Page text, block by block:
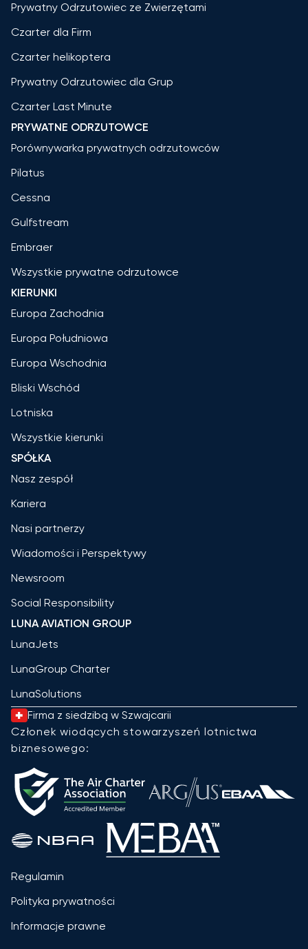
Prywatny Odrzutowiec ze Zwierzętami
Czarter dla Firm
Czarter helikoptera
Prywatny Odrzutowiec dla Grup
Czarter Last Minute
PRYWATNE ODRZUTOWCE
Porównywarka prywatnych odrzutowców
Pilatus
Cessna
Gulfstream
Embraer
Wszystkie prywatne odrzutowce
KIERUNKI
Europa Zachodnia
Europa Południowa
Europa Wschodnia
Bliski Wschód
Lotniska
Wszystkie kierunki
SPÓŁKA
Nasz zespół
Kariera
Nasi partnerzy
Wiadomości i Perspektywy
Newsroom
Social Responsibility
LUNA AVIATION GROUP
LunaJets
LunaGroup Charter
LunaSolutions
Firma z siedzibą w Szwajcarii
Członek wiodących stowarzyszeń lotnictwa
biznesowego:
Regulamin
Polityka prywatności
Informacje prawne